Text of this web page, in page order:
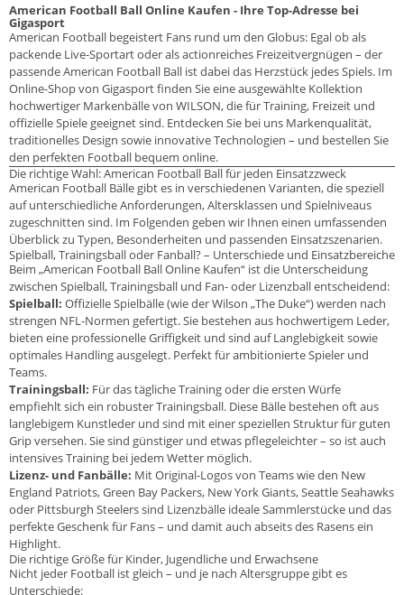
American Football Ball Online Kaufen - Ihre Top-Adresse bei
Gigasport
American Football begeistert Fans rund um den Globus: Egal ob als
packende Live-Sportart oder als actionreiches Freizeitvergnügen – der
passende American Football Ball ist dabei das Herzstück jedes Spiels. Im
Online-Shop von Gigasport finden Sie eine ausgewählte Kollektion
hochwertiger Markenbälle von WILSON, die für Training, Freizeit und
offizielle Spiele geeignet sind. Entdecken Sie bei uns Markenqualität,
traditionelles Design sowie innovative Technologien – und bestellen Sie
den perfekten Football bequem online.
Die richtige Wahl: American Football Ball für jeden Einsatzzweck
American Football Bälle gibt es in verschiedenen Varianten, die speziell
auf unterschiedliche Anforderungen, Altersklassen und Spielniveaus
zugeschnitten sind. Im Folgenden geben wir Ihnen einen umfassenden
Überblick zu Typen, Besonderheiten und passenden Einsatzszenarien.
Spielball, Trainingsball oder Fanball? – Unterschiede und Einsatzbereiche
Beim „American Football Ball Online Kaufen“ ist die Unterscheidung
zwischen Spielball, Trainingsball und Fan- oder Lizenzball entscheidend:
Spielball: Offizielle Spielbälle (wie der Wilson „The Duke“) werden nach
strengen NFL-Normen gefertigt. Sie bestehen aus hochwertigem Leder,
bieten eine professionelle Griffigkeit und sind auf Langlebigkeit sowie
optimales Handling ausgelegt. Perfekt für ambitionierte Spieler und
Teams.
Trainingsball: Für das tägliche Training oder die ersten Würfe
empfiehlt sich ein robuster Trainingsball. Diese Bälle bestehen oft aus
langlebigem Kunstleder und sind mit einer speziellen Struktur für guten
Grip versehen. Sie sind günstiger und etwas pflegeleichter – so ist auch
intensives Training bei jedem Wetter möglich.
Lizenz- und Fanbälle: Mit Original-Logos von Teams wie den New
England Patriots, Green Bay Packers, New York Giants, Seattle Seahawks
oder Pittsburgh Steelers sind Lizenzbälle ideale Sammlerstücke und das
perfekte Geschenk für Fans – und damit auch abseits des Rasens ein
Highlight.
Die richtige Größe für Kinder, Jugendliche und Erwachsene
Nicht jeder Football ist gleich – und je nach Altersgruppe gibt es
Unterschiede: